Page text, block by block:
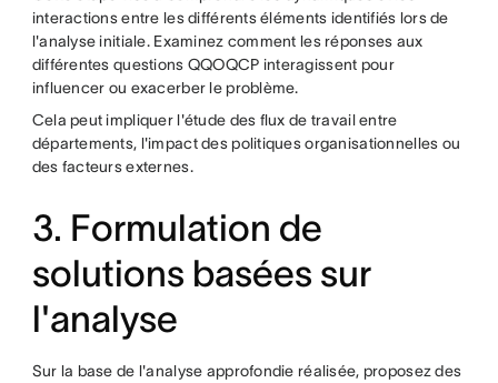
interactions entre les différents éléments identifiés lors de
l'analyse initiale. Examinez comment les réponses aux
différentes questions QQOQCP interagissent pour
influencer ou exacerber le problème.
Cela peut impliquer l'étude des flux de travail entre
départements, l'impact des politiques organisationnelles ou
des facteurs externes.
3. Formulation de
solutions basées sur
l'analyse
Sur la base de l'analyse approfondie réalisée, proposez des